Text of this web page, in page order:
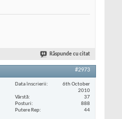
Răspunde cu citat
#2973
Data înscrierii
6th October
2010
Vârstă
37
Posturi
888
Putere Rep
44